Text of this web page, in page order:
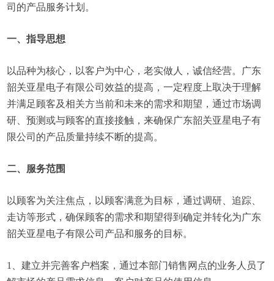
司的产品服务计划。
一、指导思想
以品种为核心，以客户为中心，老实做人，诚信经营。广东
韶关亚星电子有限公司效益的提高，一定程度上取决于理解
并满足顾客及相关方当前和未来的需求和期望，通过市场调
研、预测或与顾客的直接接触，来确保广东韶关亚星电子有
限公司的产品质量持续不断的提高。
二、服务范围
以顾客为关注焦点，以顾客满意为目标，通过调研、追踪、
走访等形式，确保顾客的需求和期望得到确定并转化为广东
韶关亚星电子有限公司产品和服务的目标。
1、建立并完善客户档案，通过本部门销售网点的业务人员了